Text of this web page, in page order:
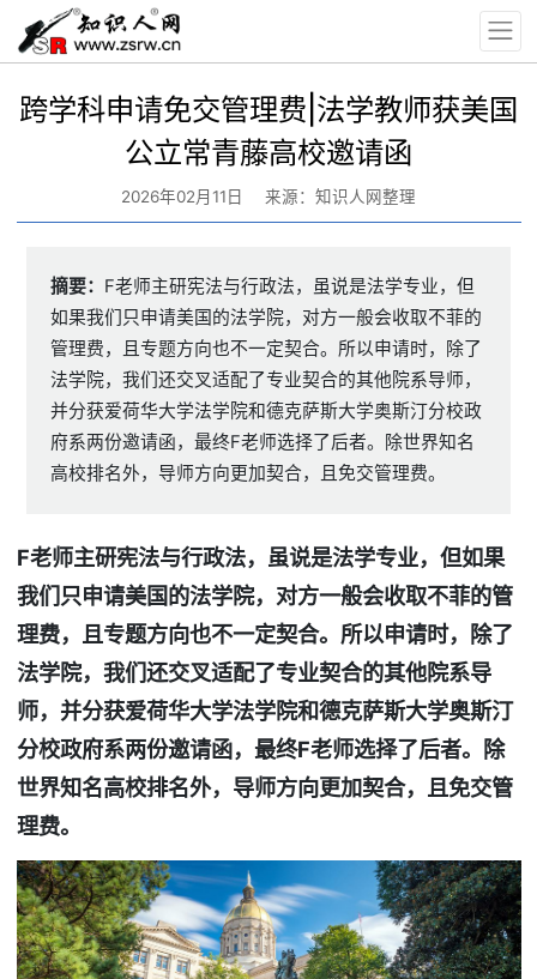
跨学科申请免交管理费|法学教师获美国
公立常青藤高校邀请函
2026年02月11日 来源：知识人网整理
摘要： F老师主研宪法与行政法，虽说是法学专业，但
如果我们只申请美国的法学院，对方一般会收取不菲的
管理费，且专题方向也不一定契合。所以申请时，除了
法学院，我们还交叉适配了专业契合的其他院系导师，
并分获爱荷华大学法学院和德克萨斯大学奥斯汀分校政
府系两份邀请函，最终F老师选择了后者。除世界知名
高校排名外，导师方向更加契合，且免交管理费。
F老师主研宪法与行政法，虽说是法学专业，但如果
我们只申请美国的法学院，对方一般会收取不菲的管
理费，且专题方向也不一定契合。所以申请时，除了
法学院，我们还交叉适配了专业契合的其他院系导
师，并分获爱荷华大学法学院和德克萨斯大学奥斯汀
分校政府系两份邀请函，最终F老师选择了后者。除
世界知名高校排名外，导师方向更加契合，且免交管
理费。